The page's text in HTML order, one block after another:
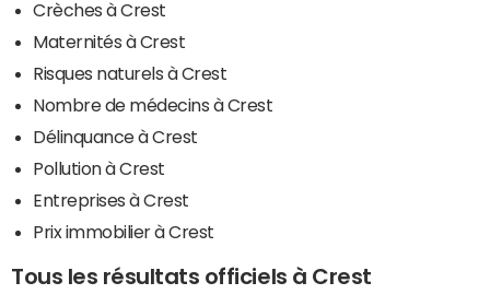
Crèches à Crest
Maternités à Crest
Risques naturels à Crest
Nombre de médecins à Crest
Délinquance à Crest
Pollution à Crest
Entreprises à Crest
Prix immobilier à Crest
Tous les résultats officiels à Crest